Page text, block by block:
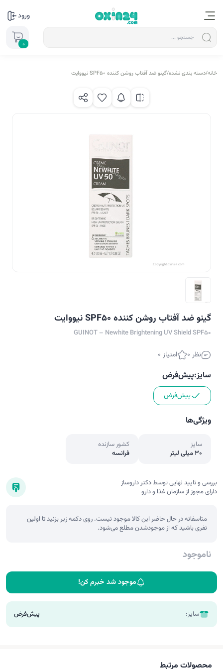
ورود
0
خانه/دسته بندی نشده/گینو ضد آفتاب روشن کننده SPF50 نیووایت
گینو ضد آفتاب روشن کننده SPF50 نیووایت
GUINOT – Newhite Brightening UV Shield SPF50
نظر 0 امتیاز 0
سایز:پیش‌فرض
پیش‌فرض
ویژگی‌ها
سایز
30 میلی لیتر
کشور سازنده
فرانسه
بررسی و تایید نهایی توسط دکتر داروساز
دارای مجوز از سازمان غذا و دارو
متاسفانه در حال حاضر این کالا موجود نیست. روی دکمه زیر بزنید تا اولین
نفری باشید که از موجودشدن مطلع می‌شود.
ناموجود
موجود شد خبرم کن!
سایز: پیش‌فرض
محصولات مرتبط